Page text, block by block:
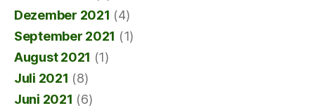
Dezember 2021 (4)
September 2021 (1)
August 2021 (1)
Juli 2021 (8)
Juni 2021 (6)